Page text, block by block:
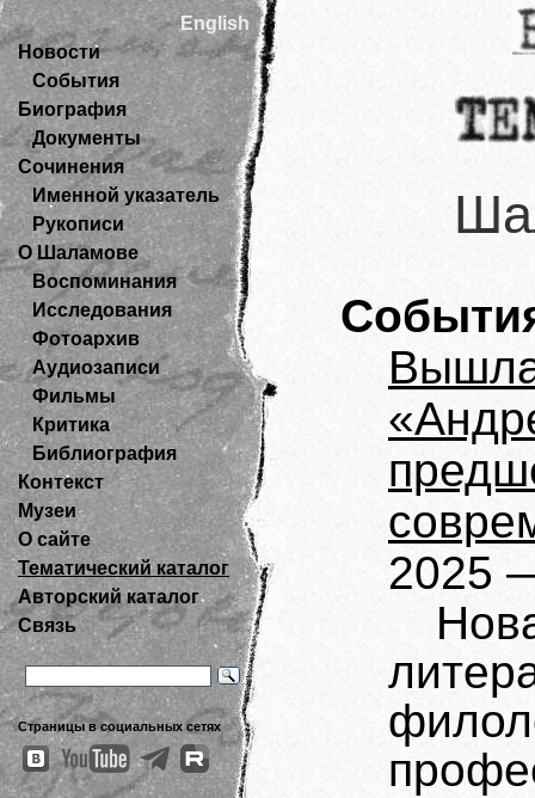
English
Новости
События
Биография
Документы
Сочинения
Именной указатель
Рукописи
О Шаламове
Воспоминания
Исследования
Фотоархив
Аудиозаписи
Фильмы
Критика
Библиография
Контекст
Музеи
О сайте
Тематический каталог
Авторский каталог
Связь
Страницы в социальных сетях
2025